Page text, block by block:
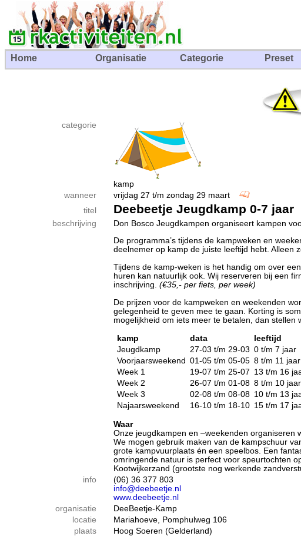
Home Organisatie Categorie Preset
categorie
kamp
wanneer
vrijdag 27 t/m zondag 29 maart
titel
Deebeetje Jeugdkamp 0-7 jaar
beschrijving
Don Bosco Jeugdkampen organiseert kampen
De programma’s tijdens de kampweken en
deelnemer op kamp de juiste leeftijd hebt. Alleen
Tijdens de kamp-weken is het handig om over
huren kan natuurlijk ook. Wij reserveren bij een
inschrijving. (€35,- per fiets, per week)
De prijzen voor de kampweken en weekenden
gelegenheid te geven mee te gaan. Korting is
mogelijkheid om iets meer te betalen, dan stellen
kamp data
leeftijd
Jeugdkamp
27-03 t/m 29-03 0 t/m 7 jaar
Voorjaarsweekend 01-05 t/m 05-05 8 t/m 11 jaar
Week 1
19-07 t/m 25-07 13 t/m 16
Week 2
26-07 t/m 01-08 8 t/m 10 jaar
Week 3
02-08 t/m 08-08 10 t/m 13
Najaarsweekend
16-10 t/m 18-10 15 t/m 17
Waar
Onze jeugdkampen en –weekenden organiseren
We mogen gebruik maken van de kampschuur
grote kampvuurplaats én een speelbos. Een
omringende natuur is perfect voor speurtochten
Kootwijkerzand (grootste nog werkende
info
(06) 36 377 803
info@deebeetje.nl
www.deebeetje.nl
organisatie
DeeBeetje-Kamp
locatie
Mariahoeve, Pomphulweg 106
plaats
Hoog Soeren (Gelderland)